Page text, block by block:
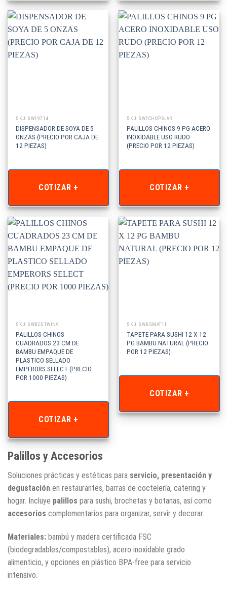
SKU: SW19714
DISPENSADOR DE SOYA DE 5
ONZAS (PRECIO POR CAJA DE
12 PIEZAS)
COTIZAR +
SKU: SW7CHOPSLVR
PALILLOS CHINOS 9 PG ACERO
INOXIDABLE USO RUDO
(PRECIO POR 12 PIEZAS)
COTIZAR +
SKU: SWBCSTWIN9
PALILLOS CHINOS
CUADRADOS 23 CM DE
BAMBU EMPAQUE DE
PLASTICO SELLADO
EMPERORS SELECT (PRECIO
POR 1000 PIEZAS)
COTIZAR +
SKU: SWBSMAT11
TAPETE PARA SUSHI 12 X 12
PG BAMBU NATURAL (PRECIO
POR 12 PIEZAS)
COTIZAR +
Palillos y Accesorios
Soluciones prácticas y estéticas para servicio, presentación y
degustación en restaurantes, barras de coctelería, catering y
hogar. Incluye palillos para sushi, brochetas y botanas, así como
accesorios complementarios para organizar, servir y decorar.
Materiales: bambú y madera certificada FSC
(biodegradables/compostables), acero inoxidable grado
alimenticio, y opciones en plástico BPA-free para servicio
intensivo.